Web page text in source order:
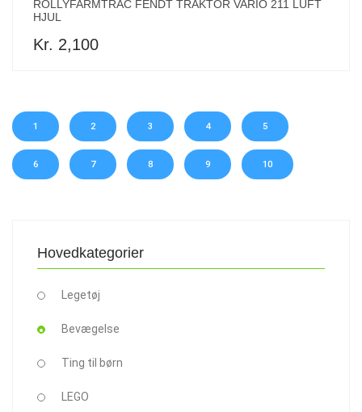
ROLLYFARMTRAC FENDT TRAKTOR VARIO 211 LUFT
HJUL
Kr. 2,100
1 2 3 4 5
6 7 8 9 10
Hovedkategorier
Legetøj
Bevægelse
Ting til børn
LEGO